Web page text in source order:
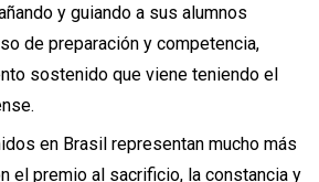
y guiando a sus alumnos
de preparación y competencia,
sostenido que viene teniendo el
en Brasil representan mucho más
el premio al sacrificio, la constancia y